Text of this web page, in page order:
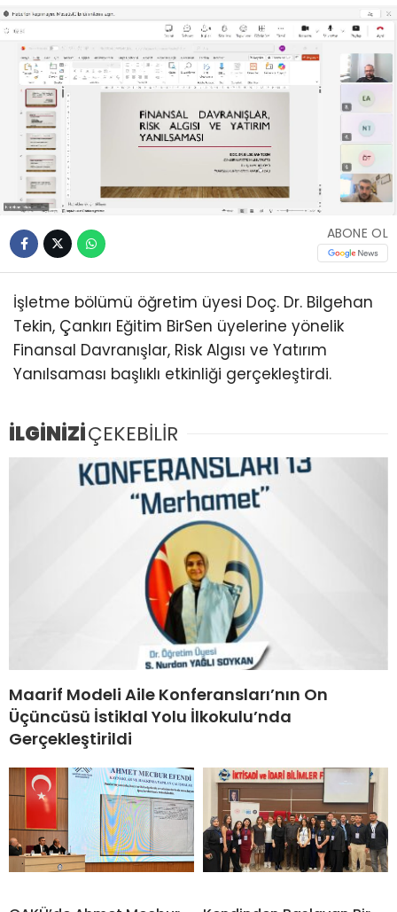
ABONE OL
İşletme bölümü öğretim üyesi Doç. Dr. Bilgehan
Tekin, Çankırı Eğitim BirSen üyelerine yönelik
Finansal Davranışlar, Risk Algısı ve Yatırım
Yanılsaması başlıklı etkinliği gerçekleştirdi.
İLGİNİZİÇEKEBİLİR
Maarif Modeli Aile Konferansları’nın On
Üçüncüsü İstiklal Yolu İlkokulu’nda
Gerçekleştirildi